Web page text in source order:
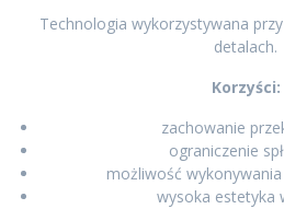
Technologia wykorzystywana
detalach.
Korzyści:
zachowanie
ograniczenie
możliwość
wysoka estetyka